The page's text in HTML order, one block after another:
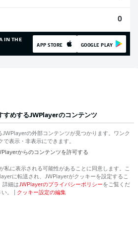
0
IN THE
APP STORE GOOGLE PLAY
すめするJWPlayerのコンテンツ
JWPlayerの外部コンテンツが見つかります。ワンク
で表示・非表示にできます。
からのコンテンツを許可する
私に表示される可能性があることに同意します。こ
に転送され、 JWPlayerがクッキーを設定するこ
詳細はJWPlayerのプライバシーポリシーをご覧くだ
い。
クッキー設定の編集